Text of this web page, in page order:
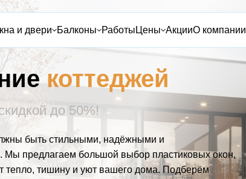
и двери Балконы Работы Цены АкцииО компании
коттеджей
до 50%!
быть стильными, надёжными и
Мы предлагаем большой выбор пластиковых окон,
тепло, тишину и уют вашего дома. Подберём